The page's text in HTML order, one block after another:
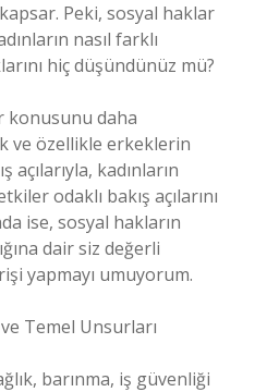
Peki, sosyal haklar
nasıl farklı
hiç düşündünüz mü?
konusunu daha
ve özellikle erkeklerin
açılarıyla, kadınların
odaklı bakış açılarını
ise, sosyal hakların
dair siz değerli
yapmayı umuyorum.
Temel Unsurları
barınma, iş güvenliği